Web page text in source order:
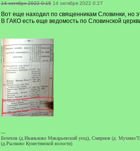
14 октября 2022 0:15 14 октября 2022 0:27
Вот еще находил по священникам Словинки, но
В ГАКО есть еще ведомость по Словинской
---
Белехов (д.Иваньково Макарьевский уезд), Смирнов (д. Мухино/
(д.Рылково Кунестинской волости)